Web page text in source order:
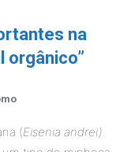
na
orgânico”
(Eisenia andrei).